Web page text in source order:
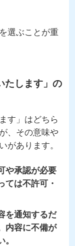
選ぶことが重
たします」の
す」はどちら
、その意味や
があります。
や承認が必要
ては不許可・
を通知するだ
内容に不備が